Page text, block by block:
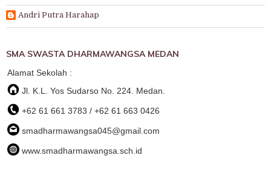
Andri Putra Harahap
SMA SWASTA DHARMAWANGSA MEDAN
Alamat Sekolah :
Jl. K.L. Yos Sudarso No. 224. Medan.
+62 61 661 3783 / +62 61 663 0426
smadharmawangsa045@gmail.com
www.smadharmawangsa.sch.id